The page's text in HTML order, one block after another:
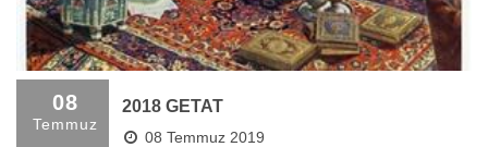
08
Temmuz
2018 GETAT
08 Temmuz 2019